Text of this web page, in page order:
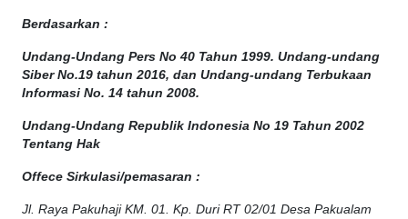
Berdasarkan :
Undang-Undang Pers No 40 Tahun 1999. Undang-undang
Siber No.19 tahun 2016, dan Undang-undang Terbukaan
Informasi No. 14 tahun 2008.
Undang-Undang Republik Indonesia No 19 Tahun 2002
Tentang Hak
Offece Sirkulasi/pemasaran :
Jl. Raya Pakuhaji KM. 01. Kp. Duri RT 02/01 Desa Pakualam